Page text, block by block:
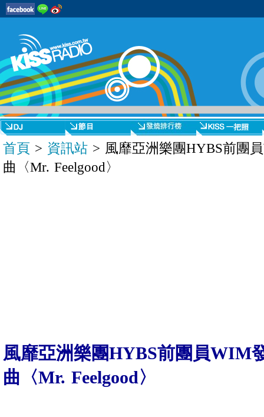
首頁 > 資訊站 > 風靡亞洲樂團HYBS前團
曲〈Mr. Feelgood〉
風靡亞洲樂團HYBS前團員WIM
曲〈Mr. Feelgood〉